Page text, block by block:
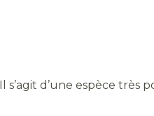
Il s’agit d’une espèce très